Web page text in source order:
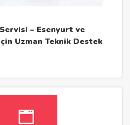
– Esenyurt ve
Uzman Teknik Destek